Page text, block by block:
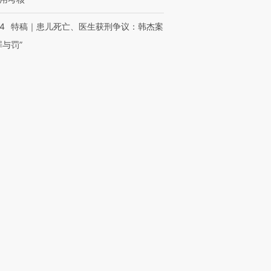
特稿｜患儿死亡、医生获刑争议：韩杰案
与罚”